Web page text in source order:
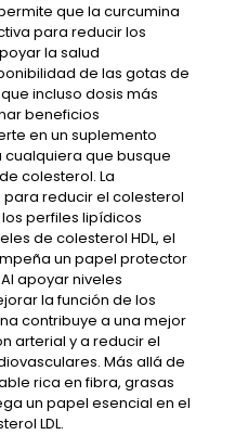
que la curcumina
para reducir los
la salud
de las gotas de
incluso dosis más
beneficios
en un suplemento
que busque
colesterol. La
reducir el colesterol
perfiles lipídicos
de colesterol HDL, el
un papel protector
apoyar niveles
la función de los
contribuye a una mejor
arterial y a reducir el
Más allá de
rica en fibra, grasas
un papel esencial en el
LDL.